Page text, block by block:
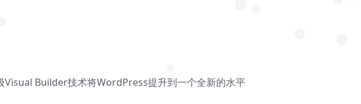
❅
Visual Builder技术将WordPress提升到一个全新的水平